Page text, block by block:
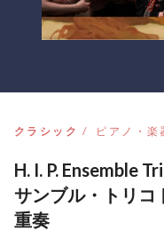
クラシック ピアノ・楽
H. I. P. Ensemble
サンブル・トリ
重奏